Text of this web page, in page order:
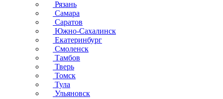
Рязань
Самара
Саратов
Южно-Сахалинск
Екатеринбург
Смоленск
Тамбов
Тверь
Томск
Тула
Ульяновск